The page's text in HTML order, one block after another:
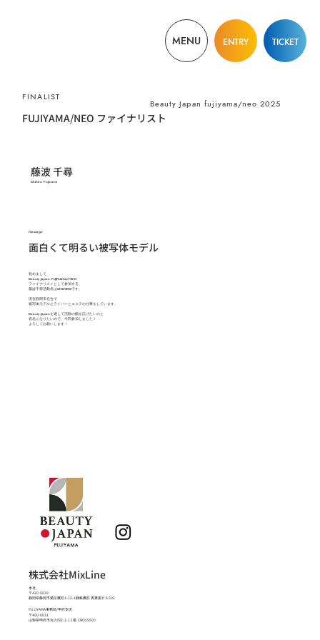
MENU ENTRY TICKET
藤波 千尋
Chihiro Fujinami
​Message
面白くて明るい被写体モデル
初めまして、
Beauty Japan FUJIYAMA/NEO
ファイナリストとして参加する、
藤波千尋活動名はCHIHIROです。
現在静岡市在住で
被写体モデルとライバーとエステの仕事をしています。
Beauty Japanを通して活動の幅を広げたいのと
有名になりたいので、今回参加しました！
よろしくお願いします！
​FINALIST
Beauty Japan fujiyama/neo 2025
FUJIYAMA/NEO ファイナリスト
株式会社MixLine
本社
〒420-0839
静岡県静岡市葵区鷹匠1-12-1静鉄鷹匠 青葉園ビル502
FUJIYAMA事務局/甲府支店
〒400-0031
山梨県甲府市丸の内2-2-1 1階 CROSS500